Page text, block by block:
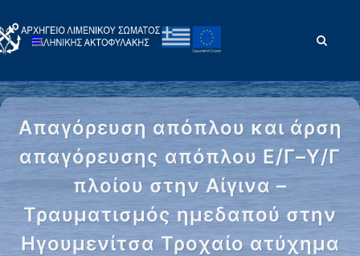
Απαγόρευση απόπλου και άρση
απαγόρευσης απόπλου Ε/Γ–Υ/Γ
πλοίου στην Αίγινα –
Τραυματισμός ημεδαπού στην
Ηγουμενίτσα Τροχαίο ατύχημα